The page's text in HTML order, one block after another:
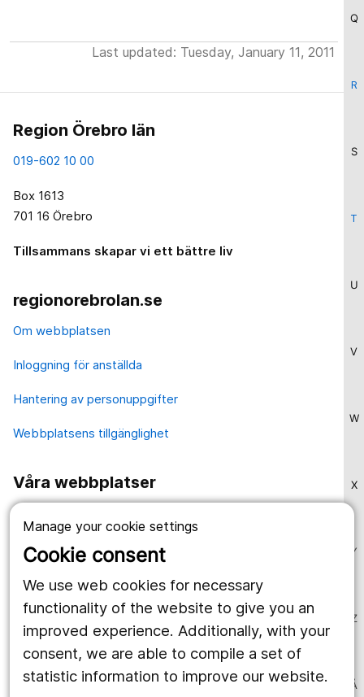
Manage your cookie settings
Cookie consent
We use web cookies for necessary
functionality of the website to give you an
improved experience. Additionally, with your
consent, we are able to compile a set of
statistic information to improve our website.
Q
R
S
T
U
V
W
X
Y
Z
Å
Last updated: Tuesday, January 11, 2011
Region Örebro län
019-602 10 00
Box 1613
701 16 Örebro
Tillsammans skapar vi ett bättre liv
regionorebrolan.se
Om webbplatsen
Inloggning för anställda
Hantering av personuppgifter
Webbplatsens tillgänglighet
Våra webbplatser
Länstrafiken
Region Örebro län
Följ oss
Facebook